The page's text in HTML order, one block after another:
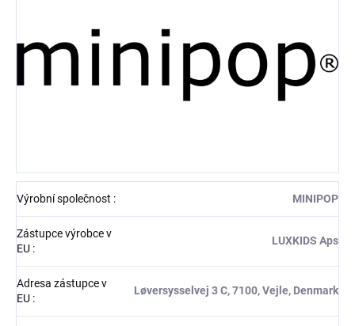
Výrobní společnost : MINIPOP
Zástupce výrobce v
EU :
LUXKIDS Aps
Adresa zástupce v
EU :
Løversysselvej 3 C, 7100, Vejle, Denmark